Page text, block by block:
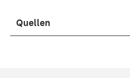
Quellen